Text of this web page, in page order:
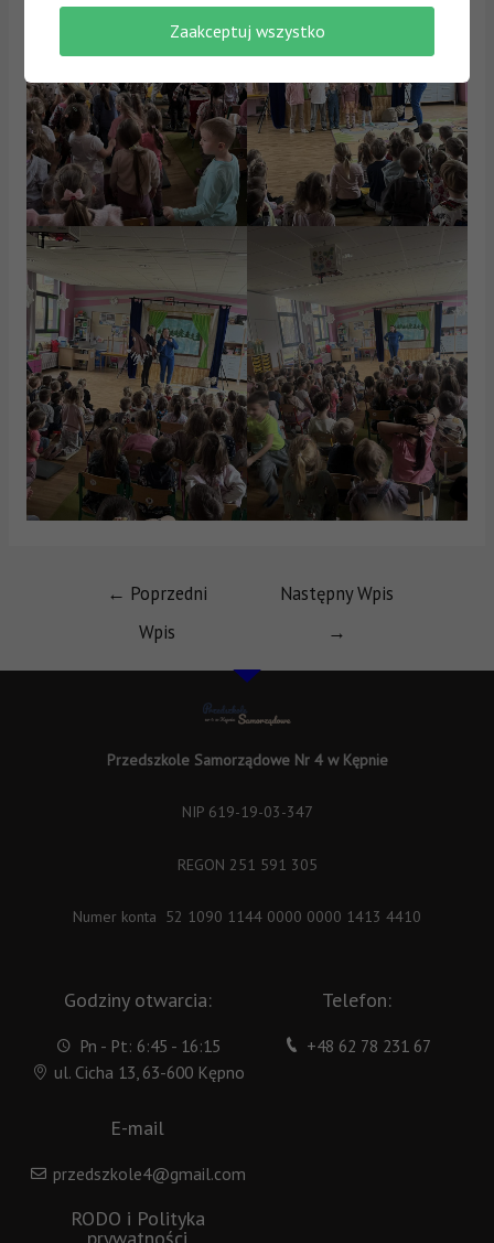
← Poprzedni
Wpis
Następny Wpis
→
Przedszkole Samorządowe Nr 4 w Kępnie
NIP 619-19-03-347
REGON 251 591 305
Numer konta 52 1090 1144 0000 0000 1413 4410
Godziny otwarcia:
Pn - Pt: 6:45 - 16:15
ul. Cicha 13, 63-600 Kępno
Telefon:
+48 62 78 231 67
E-mail
przedszkole4@gmail.com
RODO i Polityka
prywatności
Zaakceptuj wszystko